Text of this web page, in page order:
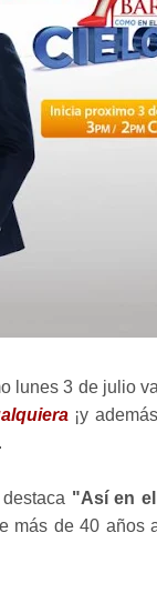
lunes 3 de julio
¡y
"Así en
más de 40 años